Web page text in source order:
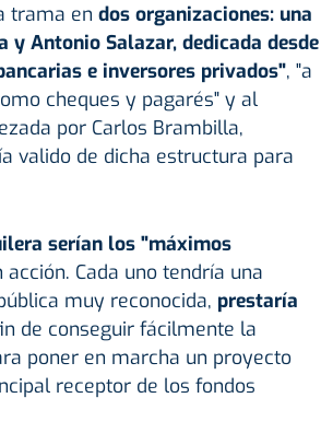
trama en dos organizaciones: una
Antonio Salazar, dedicada desde
e inversores privados", "a
cheques y pagarés" y al
por Carlos Brambilla,
valido de dicha estructura para
serían los "máximos
Cada uno tendría una
muy reconocida, prestaría
de conseguir fácilmente la
poner en marcha un proyecto
receptor de los fondos